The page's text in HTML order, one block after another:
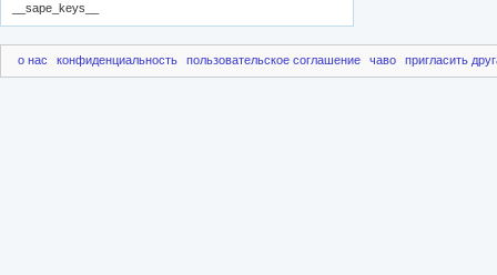
__sape_keys__
о нас конфиденциальность пользовательское соглашение чаво пригласить